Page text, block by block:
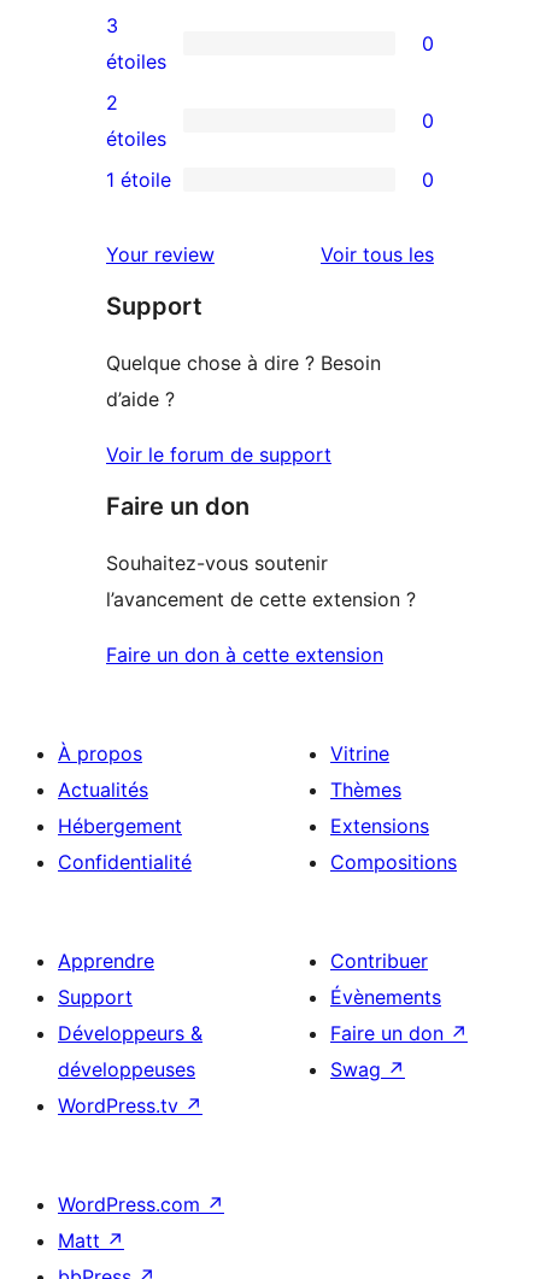
5
étoile
avis
à
4
étoile
0
avis
à
3
3
étoiles
0
0
avis
2
2
étoiles
0
à
1
1 étoile 0
Your review Voir tous lesavis
Support
Quelque chose à dire ? Besoin
d’aide ?
Voir le forum de support
Faire un don
Souhaitez-vous soutenir
l’avancement de cette extension ?
Faire un don à cette extension
À propos
Actualités
Hébergement
Confidentialité
Vitrine
Thèmes
Extensions
Compositions
Apprendre
Support
Développeurs &
développeuses
WordPress.tv ↗
Contribuer
Évènements
Faire un don ↗
Swag ↗
WordPress.com ↗
Matt ↗